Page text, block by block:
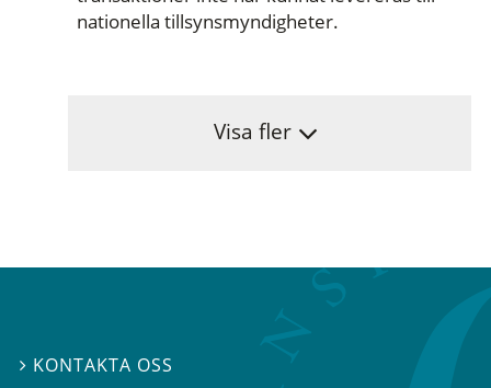
nationella tillsynsmyndigheter.
Visa fler
 KONTAKTA OSS